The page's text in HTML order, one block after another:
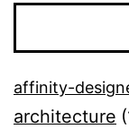
affinity-
architecture